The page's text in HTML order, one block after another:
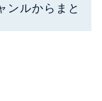
ンルからまと